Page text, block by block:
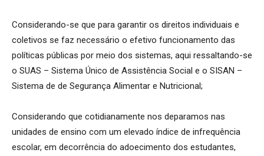
Considerando-se que para garantir os direitos individuais e
coletivos se faz necessário o efetivo funcionamento das
políticas públicas por meio dos sistemas, aqui ressaltando-se
o SUAS – Sistema Único de Assistência Social e o SISAN –
Sistema de de Segurança Alimentar e Nutricional;
Considerando que cotidianamente nos deparamos nas
unidades de ensino com um elevado índice de infrequência
escolar, em decorrência do adoecimento dos estudantes,